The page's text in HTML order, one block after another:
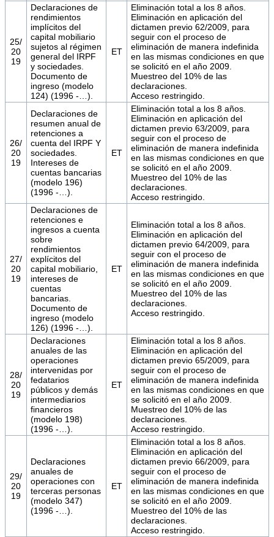
25/
20
19
Declaraciones de
rendimientos
implícitos del
capital mobiliario
sujetos al régimen
general del IRPF
y sociedades.
Documento de
ingreso (modelo
124) (1996 -…).
ET
Eliminación total a los 8 años.
Eliminación en aplicación del
dictamen previo 62/2009, para
seguir con el proceso de
eliminación de manera indefinida
en las mismas condiciones en que
se solicitó en el año 2009.
Muestreo del 10% de las
declaraciones.
Acceso restringido.
26/
20
19
Declaraciones de
resumen anual de
retenciones a
cuenta del IRPF Y
sociedades.
Intereses de
cuentas bancarias
(modelo 196)
(1996 -…).
ET
Eliminación total a los 8 años.
Eliminación en aplicación del
dictamen previo 63/2009, para
seguir con el proceso de
eliminación de manera indefinida
en las mismas condiciones en que
se solicitó en el año 2009.
Muestreo del 10% de las
declaraciones.
Acceso restringido.
27/
20
19
Declaraciones de
retenciones e
ingresos a cuenta
sobre
rendimientos
explícitos del
capital mobiliario,
intereses de
cuentas
bancarias.
Documento de
ingreso (modelo
126) (1996 -…).
ET
Eliminación total a los 8 años.
Eliminación en aplicación del
dictamen previo 64/2009, para
seguir con el proceso de
eliminación de manera indefinida
en las mismas condiciones en que
se solicitó en el año 2009.
Muestreo del 10% de las
declaraciones.
Acceso restringido.
28/
20
19
Declaraciones
anuales de las
operaciones
intervenidas por
fedatarios
públicos y demás
intermediarios
financieros
(modelo 198)
(1996 -…).
ET
Eliminación total a los 8 años.
Eliminación en aplicación del
dictamen previo 65/2009, para
seguir con el proceso de
eliminación de manera indefinida
en las mismas condiciones en que
se solicitó en el año 2009.
Muestreo del 10% de las
declaraciones.
Acceso restringido.
29/
20
19
Declaraciones
anuales de
operaciones con
terceras personas
(modelo 347)
(1996 -…).
ET
Eliminación total a los 8 años.
Eliminación en aplicación del
dictamen previo 66/2009, para
seguir con el proceso de
eliminación de manera indefinida
en las mismas condiciones en que
se solicitó en el año 2009.
Muestreo del 10% de las
declaraciones.
Acceso restringido.